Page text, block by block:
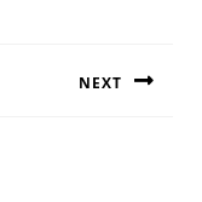
NEXT